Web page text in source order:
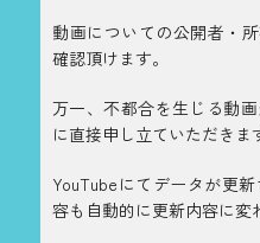
動画についての公開者・
確認頂けます。
万一、不都合を生じる動
に直接申し立ていただきま
YouTubeにてデータが更
容も自動的に更新内容に変